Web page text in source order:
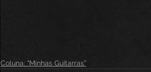
Coluna: "Minhas Guitarras"